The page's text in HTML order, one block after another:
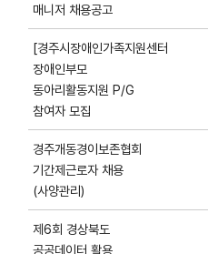
매니저 채용공고
[경주시장애인가족지원센터]2026년
장애인부모
동아리활동지원 P/G
참여자 모집
경주개동경이보존협회
기간제근로자 채용
(사양관리)
제6회 경상북도
공공데이터 활용